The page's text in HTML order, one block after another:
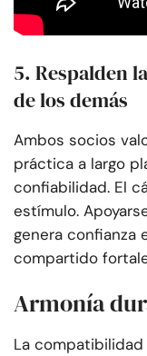
5. Respalden
de los demás
Ambos socios
práctica a largo
confiabilidad. El
estímulo.
genera confianza
compartido
Armonía
La